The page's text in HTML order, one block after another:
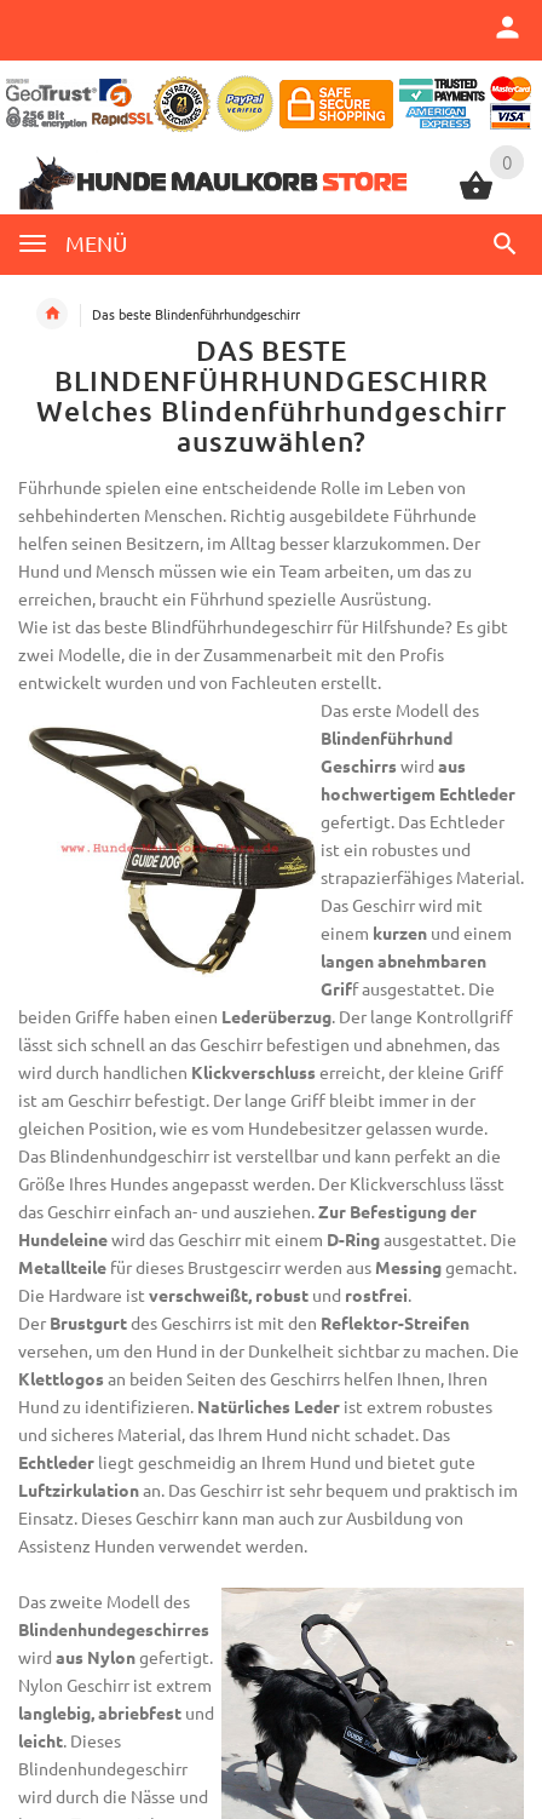
0
MENÜ
0
Das beste Blindenführhundgeschirr
DAS BESTE
BLINDENFÜHRHUNDGESCHIRR
Welches Blindenführhundgeschirr
auszuwählen?
Führhunde spielen eine entscheidende Rolle im Leben von
sehbehinderten Menschen. Richtig ausgebildete Führhunde
helfen seinen Besitzern, im Alltag besser klarzukommen. Der
Hund und Mensch müssen wie ein Team arbeiten, um das zu
erreichen, braucht ein Führhund spezielle Ausrüstung.
Wie ist das beste Blindführhundegeschirr für Hilfshunde? Es gibt
zwei Modelle, die in der Zusammenarbeit mit den Profis
entwickelt wurden und von Fachleuten erstellt.
Das erste Modell des
Blindenführhund
Geschirrswird aus
hochwertigem Echtleder
gefertigt. Das Echtleder
ist ein robustes und
strapazierfähiges Material.
Das Geschirr wird mit
einem kurzen und einem
langen abnehmbaren
Griff ausgestattet. Die
beiden Griffe haben einen Lederüberzug. Der lange Kontrollgriff
lässt sich schnell an das Geschirr befestigen und abnehmen, das
wird durch handlichen Klickverschlusserreicht, der kleine Griff
ist am Geschirr befestigt. Der lange Griff bleibt immer in der
gleichen Position, wie es vom Hundebesitzer gelassen wurde.
Das Blindenhundgeschirr ist verstellbar und kann perfekt an die
Größe Ihres Hundes angepasst werden. Der Klickverschluss lässt
das Geschirr einfach an- und ausziehen.Zur Befestigung der
Hundeleinewird das Geschirr mit einem D-Ringausgestattet. Die
Metallteile für dieses Brustgescirrwerden aus Messinggemacht.
Die Hardware ist verschweißt, robust und rostfrei.
Der Brustgurtdes Geschirrs ist mit den Reflektor-Streifen
versehen, um den Hund in der Dunkelheit sichtbar zu machen. Die
Klettlogosan beiden Seiten des Geschirrs helfen Ihnen, Ihren
Hund zu identifizieren. Natürliches Leder ist extrem robustes
und sicheres Material, das Ihrem Hund nicht schadet. Das
Echtleder liegt geschmeidig an Ihrem Hund und bietet gute
Luftzirkulationan. Das Geschirr ist sehr bequem und praktisch im
Einsatz. Dieses Geschirr kann man auch zur Ausbildung von
Assistenz Hunden verwendet werden.
Das zweite Modell des
Blindenhundegeschirres
wird aus Nylongefertigt.
Nylon Geschirr ist extrem
langlebig, abriebfest und
leicht. Dieses
Blindenhundegeschirr
wird durch die Nässe und